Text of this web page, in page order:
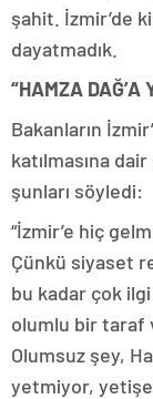
şahit. İzmir’de
dayatmadık.
“HAMZA DAĞ’A
Bakanların
katılmasına
şunları söyledi:
“İzmir’e hiç
Çünkü siyaset
bu kadar çok
olumlu bir taraf
Olumsuz şey,
yetmiyor,